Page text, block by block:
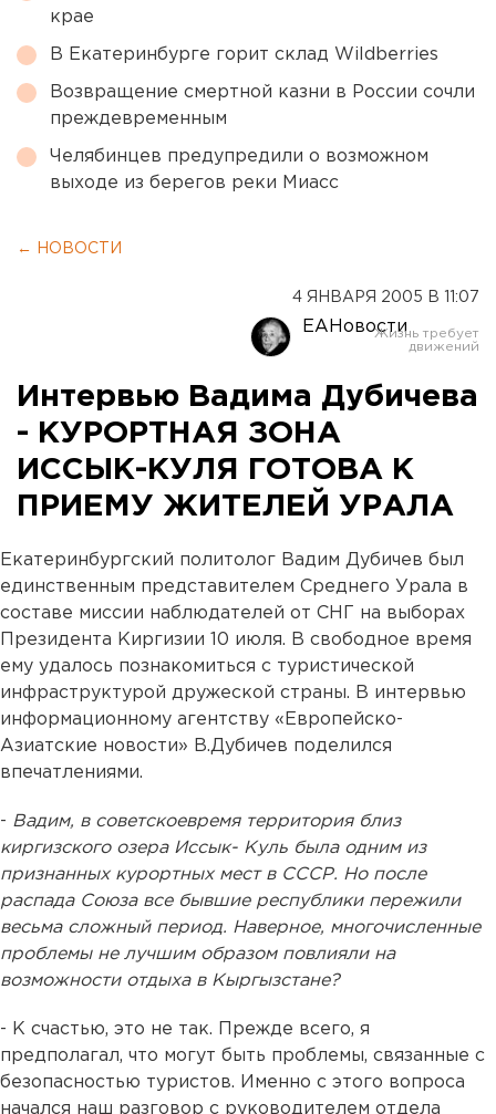
крае
В Екатеринбурге горит склад Wildberries
Возвращение смертной казни в России сочли
преждевременным
Челябинцев предупредили о возможном
выходе из берегов реки Миасс
← НОВОСТИ
4 ЯНВАРЯ 2005 В 11:07
ЕАНовости
Интервью Вадима Дубичева
- КУРОРТНАЯ ЗОНА
ИССЫК-КУЛЯ ГОТОВА К
ПРИЕМУ ЖИТЕЛЕЙ УРАЛА
Екатеринбургский политолог Вадим Дубичев был
единственным представителем Среднего Урала в
составе миссии наблюдателей от СНГ на выборах
Президента Киргизии 10 июля. В свободное время
ему удалось познакомиться с туристической
инфраструктурой дружеской страны. В интервью
информационному агентству «Европейско-
Азиатские новости» В.Дубичев поделился
впечатлениями.
- Вадим, в советскоевремя территория близ
киргизского озера Иссык- Куль была одним из
признанных курортных мест в СССР. Но после
распада Союза все бывшие республики пережили
весьма сложный период. Наверное, многочисленные
проблемы не лучшим образом повлияли на
возможности отдыха в Кыргызстане?
- К счастью, это не так. Прежде всего, я
предполагал, что могут быть проблемы, связанные с
безопасностью туристов. Именно с этого вопроса
начался наш разговор с руководителем отдела